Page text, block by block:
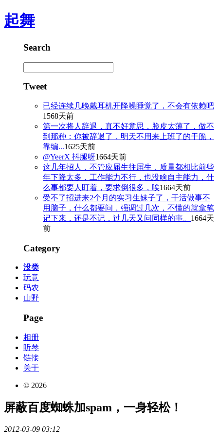
起舞
Search
Tweet
已经连续几晚戴耳机开降噪睡觉了，不会有依赖吧
1568天前
第一次将人辞退，真不好意思，脸皮太薄了，做不
到那种：你被辞退了，明天不用来上班了的干脆，
靠编...1625天前
@YeerX 抖腿呀1664天前
这几年招人，不管应届生往届生，质量都相比前些
年下降太多，工作能力不行，也没啥自主能力，什
么事都要人盯着，要求倒很多，唉1664天前
受不了招进来2个月的实习生妹子了，干活做事不
用脑子，什么都要问，强调过几次，不懂的就拿笔
记下来，还是不记，过几天又问同样的事。 1664天
前
Category
没类
玩意
码农
山野
Page
相册
听琴
链接
关于
© 2026
屏蔽百度蜘蛛加spam，一身轻松！
2012-03-09 03:12